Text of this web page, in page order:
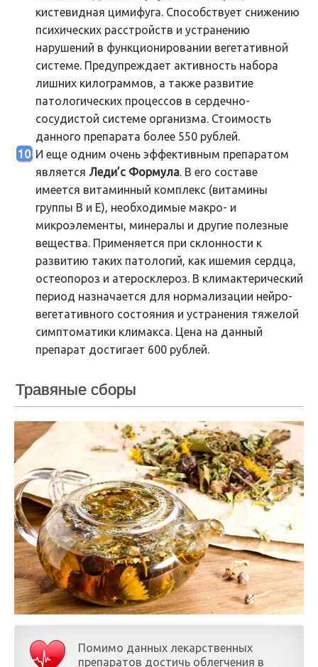
кистевидная цимифуга. Способствует снижению
психических расстройств и устранению
нарушений в функционировании вегетативной
системе. Предупреждает активность набора
лишних килограммов, а также развитие
патологических процессов в сердечно-
сосудистой системе организма. Стоимость
данного препарата более 550 рублей.
И еще одним очень эффективным препаратом
является Леди’с Формула. В его составе
имеется витаминный комплекс (витамины
группы В и Е), необходимые макро- и
микроэлементы, минералы и другие полезные
вещества. Применяется при склонности к
развитию таких патологий, как ишемия сердца,
остеопороз и атеросклероз. В климактерический
период назначается для нормализации нейро-
вегетативного состояния и устранения тяжелой
симптоматики климакса. Цена на данный
препарат достигает 600 рублей.
Травяные сборы
Помимо данных лекарственных
препаратов достичь облегчения в